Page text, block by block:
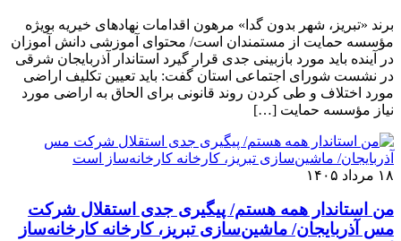
برند «تبریز، شهر بدون گدا» مرهون اقدامات نهادهای خیریه بویژه
مؤسسه حمایت از مستمندان است/ محتوای آموزشی دانش آموزان
در آینده باید مورد بازبینی جدی قرار گیرد استاندار آذربایجان شرقی
در نشست شورای اجتماعی استان گفت: باید تعیین تکلیف اراضی
مورد اختلاف و طی کردن روند قانونی برای الحاق به اراضی مورد
نیاز مؤسسه حمایت […]
۱۸ مرداد ۱۴۰۵
من استاندار همه هستم/ پیگیری جدی استقلال شرکت
مس آذربایجان/ ماشین‌سازی تبریز، کارخانه کارخانه‌ساز